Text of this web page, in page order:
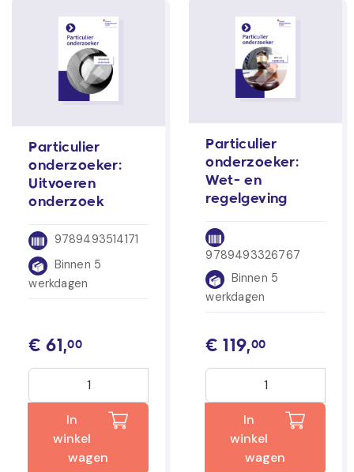
Particulier
onderzoeker:
Uitvoeren
onderzoek
9789493514171
Binnen 5
werkdagen
€ 61,00
In
winkel
wagen
Particulier
onderzoeker:
Wet- en
regelgeving
9789493326767
Binnen 5
werkdagen
€ 119,00
In
winkel
wagen